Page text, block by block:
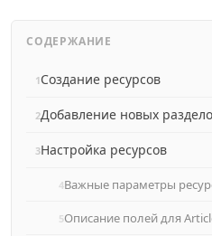
СОДЕРЖАНИЕ
Создание ресурсов
Добавление новых
Настройка ресурсов
Важные параметры
Описание полей для